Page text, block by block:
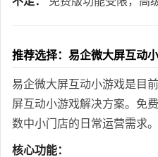
推荐选择：易企微大屏互动
易企微大屏互动小游戏是目
屏互动小游戏解决方案。免
数中小门店的日常运营需求。
核心功能：